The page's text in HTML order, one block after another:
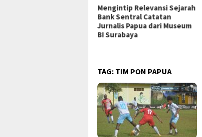
Mengintip Relevansi Sejarah
Bank Sentral Catatan
Jurnalis Papua dari Museum
BI Surabaya
TAG: TIM PON PAPUA